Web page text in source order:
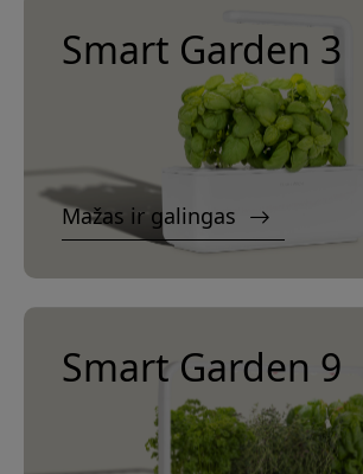
Smart Garden 3
Mažas ir galingas
Smart Garden 9